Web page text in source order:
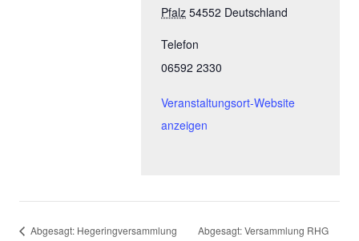
Pfalz 54552 Deutschland
Telefon
06592 2330
Veranstaltungsort-Website
anzeigen
Abgesagt: Hegeringversammlung
Abgesagt: Versammlung RHG